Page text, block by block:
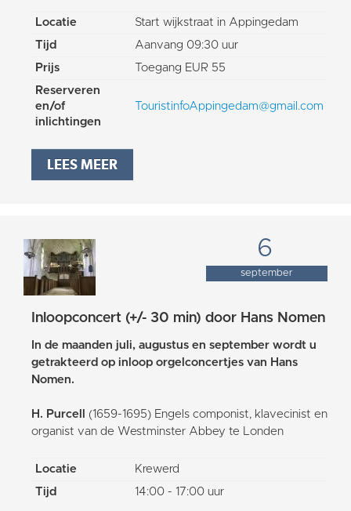
Locatie
Start wijkstraat in Appingedam
Tijd
Aanvang 09:30 uur
Prijs
Toegang EUR 55
Reserveren
en/of
inlichtingen
TouristinfoAppingedam@gmail.com
LEES MEER
6
september
Inloopconcert (+/- 30 min) door Hans Nomen
In de maanden juli, augustus en september wordt u
getrakteerd op inloop orgelconcertjes van Hans
Nomen.
H. Purcell
(1659-1695) Engels componist, klavecinist en
organist van de Westminster Abbey te Londen
Locatie
Krewerd
Tijd
14:00 - 17:00 uur